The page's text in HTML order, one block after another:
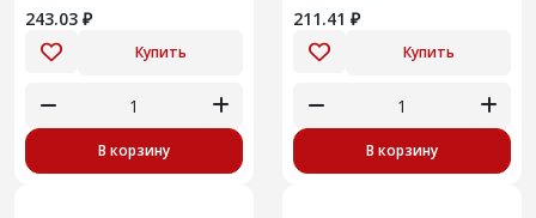
243.03 ₽
Купить
В корзину
211.41 ₽
Купить
В корзину